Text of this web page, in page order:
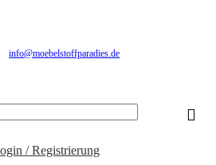
info@moebelstoffparadies.de
/ Registrierung